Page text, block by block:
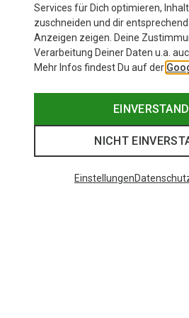
garantiert wieder dieses.
Mehr anzeigen
Services für Dich optimieren,
zuschneiden und dir
Anzeigen zeigen. Deine
Verarbeitung Deiner Daten u.a.
Mehr Infos findest Du auf der
NICHT
Einstellungen